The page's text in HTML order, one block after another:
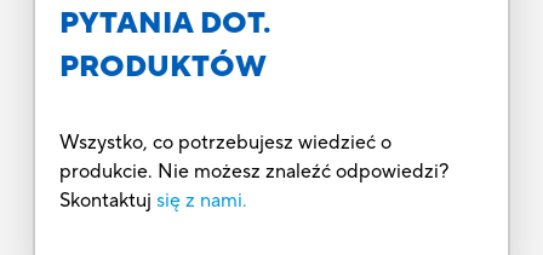
PYTANIA DOT.
PRODUKTÓW
Wszystko, co potrzebujesz wiedzieć o
produkcie. Nie możesz znaleźć odpowiedzi?
Skontaktuj się z nami.